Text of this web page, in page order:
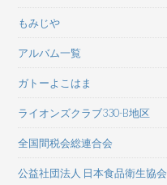
もみじや
アルバム一覧
ガトーよこはま
ライオンズクラブ330-B地区
全国間税会総連合会
公益社団法人 日本食品衛生協会